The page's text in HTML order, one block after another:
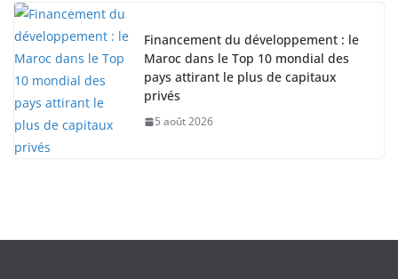
Financement du développement : le
Maroc dans le Top 10 mondial des
pays attirant le plus de capitaux
privés
5 août 2026